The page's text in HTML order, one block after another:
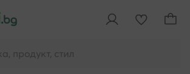
продукт, стил